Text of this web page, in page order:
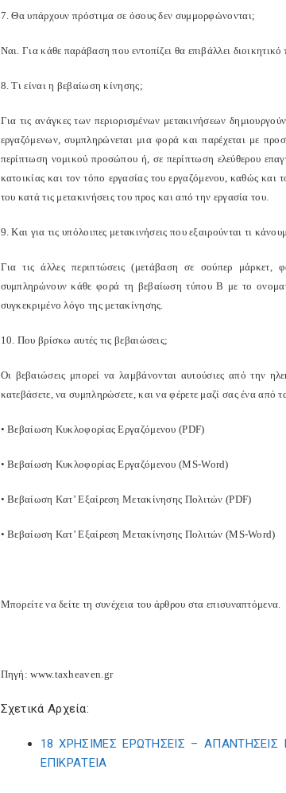
7. Θα υπάρχουν πρόστιμα σε όσους δεν συμμορφώνονται;
Ναι. Για κάθε παράβαση που εντοπίζει θα επιβάλλει
8. Τι είναι η βεβαίωση κίνησης;
Για τις ανάγκες των περιορισμένων μετακινήσεων
εργαζόμενων, συμπληρώνεται μια φορά και παρέχεται με
περίπτωση νομικού προσώπου ή, σε περίπτωση ελεύθερου
κατοικίας και τον τόπο εργασίας του εργαζόμενου, καθώς
του κατά τις μετακινήσεις του προς και από την εργασία του.
9. Και για τις υπόλοιπες μετακινήσεις που εξαιρούνται τι
Για τις άλλες περιπτώσεις (μετάβαση σε σούπερ
συμπληρώνουν κάθε φορά τη βεβαίωση τύπου Β με το
συγκεκριμένο λόγο της μετακίνησης.
10. Που βρίσκω αυτές τις βεβαιώσεις;
Οι βεβαιώσεις μπορεί να λαμβάνονται αυτούσιες από την
κατεβάσετε, να συμπληρώσετε, και να φέρετε μαζί σας ένα από
• Βεβαίωση Κυκλοφορίας Εργαζόμενου (PDF)
• Βεβαίωση Κυκλοφορίας Εργαζόμενου (MS-Word)
• Βεβαίωση Κατ’ Εξαίρεση Μετακίνησης Πολιτών (PDF)
• Βεβαίωση Κατ’ Εξαίρεση Μετακίνησης Πολιτών (MS-Word)
Μπορείτε να δείτε τη συνέχεια του άρθρου στα επισυναπτόμενα.
Πηγή: www.taxheaven.gr
Σχετικά Αρχεία:
18 ΧΡΗΣΙΜΕΣ ΕΡΩΤΗΣΕΙΣ –
ΕΠΙΚΡΑΤΕΙΑ